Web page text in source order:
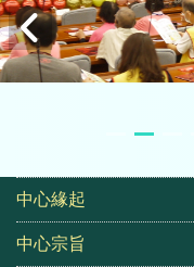
中心緣起
中心宗旨